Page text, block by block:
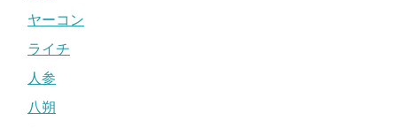
ヤーコン
ライチ
人参
八朔